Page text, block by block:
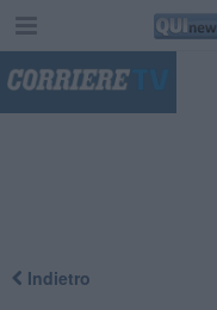
Indietro